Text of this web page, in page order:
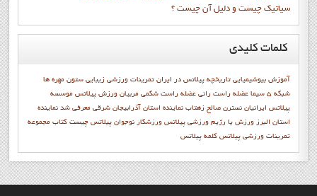
سیاتیک چیست و دلیل آن چیست ؟
کلماتکلیدی
آموزش بیوشیمیایی تاریخچه پیلاتس در ایران تمرینات ورزشی زیبایی ستون مهره ها
شبكه 5 سيما
عضله راست رانی عضله راست شکمی مربیان ورزش پیلاتس موسسه
پیلاتس ایرانیان نسترن صالح زهتاب نماينده استان آذرابيجان شرقي معرفي شد نماينده
استان البرز ورزش يا رژيم ورزشي پيلاتس ورزشکار نوجوان پيلاتس چيست کتاب مجموعه
تمرينات ورزشي پيلاتس کلمه پيلاتس